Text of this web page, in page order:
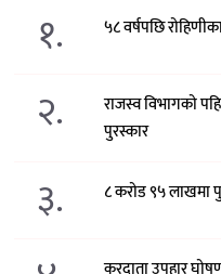
१. ५८ वर्षपछि
२.
राजस्व विभागको
पुरस्कार
३. ८ करोड ९५ लाखमा